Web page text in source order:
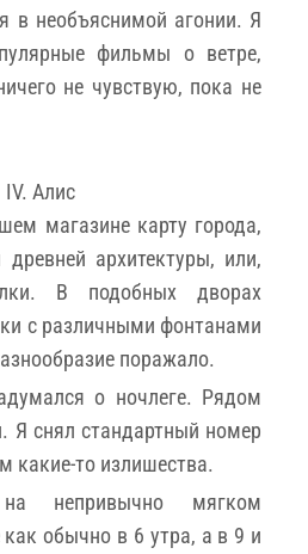
в необъяснимой агонии. Я
фильмы о ветре,
не чувствую, пока не
IV. Алис
магазине карту города,
архитектуры, или,
В подобных дворах
с различными фонтанами
поражало.
о ночлеге. Рядом
Я снял стандартный номер
какие-то излишества.
непривычно мягком
обычно в 6 утра, а в 9 и